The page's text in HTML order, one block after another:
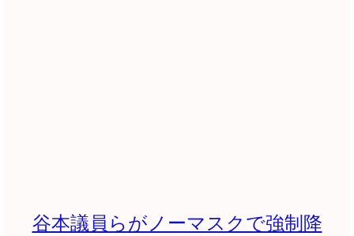
谷本議員らがノーマスクで強制降